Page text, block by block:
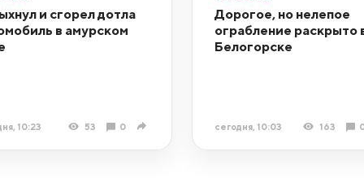
и сгорел дотла
в амурском
10:23 53 0
Дорогое, но нелепое
ограбление раскрыто
Белогорске
сегодня, 10:03 163